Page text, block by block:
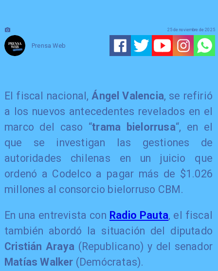
Prensa Web
25 de noviembre de 2025
El fiscal nacional, Ángel Valencia, se refirió
a los nuevos antecedentes revelados en el
marco del caso “trama bielorrusa“, en el
que se investigan las gestiones de
autoridades chilenas en un juicio que
ordenó a Codelco a pagar más de $1.026
millones al consorcio bielorruso CBM.
En una entrevista con Radio Pauta, el fiscal
también abordó la situación del diputado
Cristián Araya (Republicano) y del senador
Matías Walker (Demócratas).